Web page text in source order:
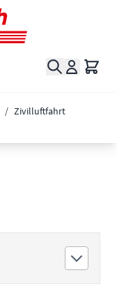
Suche
/ Zivilluftfahrt